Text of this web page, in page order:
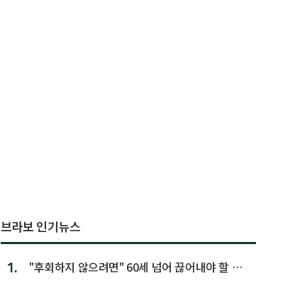
브라보 인기뉴스
1.
"후회하지 않으려면" 60세 넘어 끊어내야 할 사